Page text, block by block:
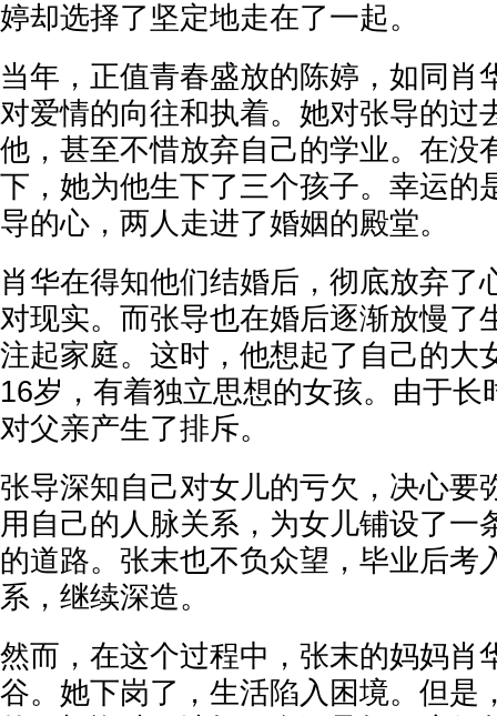
婷却选择了坚定地走在了一起。
当年，正值青春盛放的陈婷，如同肖
对爱情的向往和执着。她对张导的过
他，甚至不惜放弃自己的学业。在没
下，她为他生下了三个孩子。幸运的
导的心，两人走进了婚姻的殿堂。
肖华在得知他们结婚后，彻底放弃了
对现实。而张导也在婚后逐渐放慢了
注起家庭。这时，他想起了自己的大
16岁，有着独立思想的女孩。由于长
对父亲产生了排斥。
张导深知自己对女儿的亏欠，决心要
用自己的人脉关系，为女儿铺设了一
的道路。张末也不负众望，毕业后考
系，继续深造。
然而，在这个过程中，张末的妈妈肖
谷。她下岗了，生活陷入困境。但是